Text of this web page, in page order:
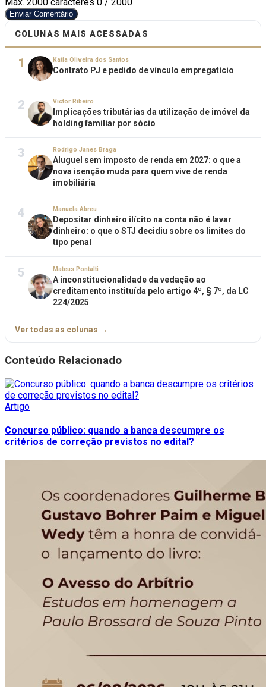
Enviar Comentário
COLUNAS MAIS ACESSADAS
1 Katia Oliveira dos Santos
Contrato PJ e pedido de vínculo empregatício
2 Victor Ribeiro
Implicações tributárias da utilização de imóvel da
holding familiar por sócio
3 Rodrigo Janes Braga
Aluguel sem imposto de renda em 2027: o que a
nova isenção muda para quem vive de renda
imobiliária
4 Manuela Abreu
Depositar dinheiro ilícito na conta não é lavar
dinheiro: o que o STJ decidiu sobre os limites do
tipo penal
5 Mateus Pontalti
A inconstitucionalidade da vedação ao
creditamento instituída pelo artigo 4º, § 7º, da LC
224/2025
Ver todas as colunas →
Conteúdo Relacionado
Artigo
Concurso público: quando a banca descumpre os
critérios de correção previstos no edital?